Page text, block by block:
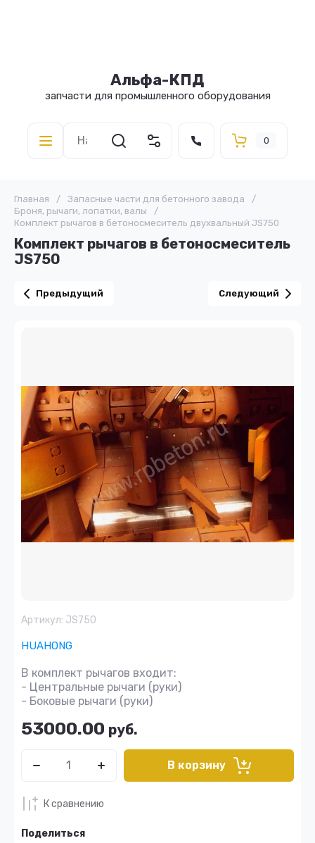
Альфа-КПД
запчасти для промышленного оборудования
0
Главная / Запасные части для бетонного завода
/
Броня, рычаги, лопатки, валы
/
Комплект рычагов в бетоносмеситель двухвальный JS750
Комплект рычагов в бетоносмеситель
JS750
Предыдущий Следующий
Артикул: JS750
HUAHONG
В комплект рычагов входит:
- Центральные рычаги (руки)
- Боковые рычаги (руки)
53000.00 руб.
В корзину
К сравнению
Поделиться